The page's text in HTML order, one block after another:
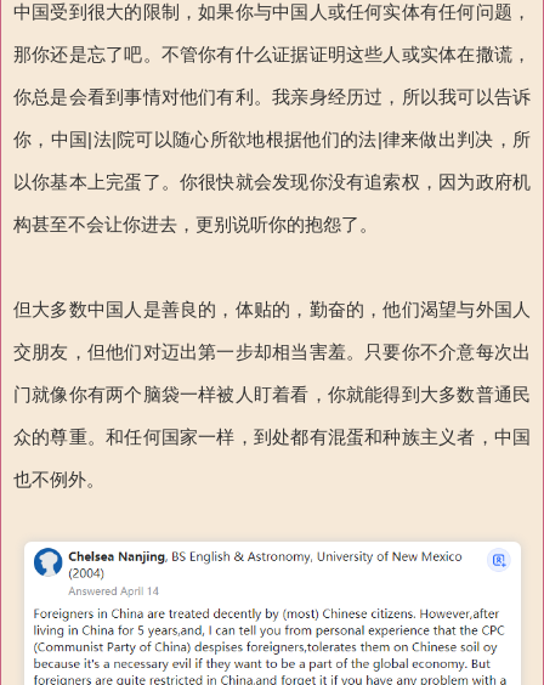
中国受到很大的限制，如果你与中国人或任何实体有任何问题，
那你还是忘了吧。不管你有什么证据证明这些人或实体在撒谎，
你总是会看到事情对他们有利。我亲身经历过，所以我可以告诉
你，中国|法|院可以随心所欲地根据他们的法|律来做出判决，所
以你基本上完蛋了。你很快就会发现你没有追索权，因为政府机
构甚至不会让你进去，更别说听你的抱怨了。
但大多数中国人是善良的，体贴的，勤奋的，他们渴望与外国人
交朋友，但他们对迈出第一步却相当害羞。只要你不介意每次出
门就像你有两个脑袋一样被人盯着看，你就能得到大多数普通民
众的尊重。和任何国家一样，到处都有混蛋和种族主义者，中国
也不例外。